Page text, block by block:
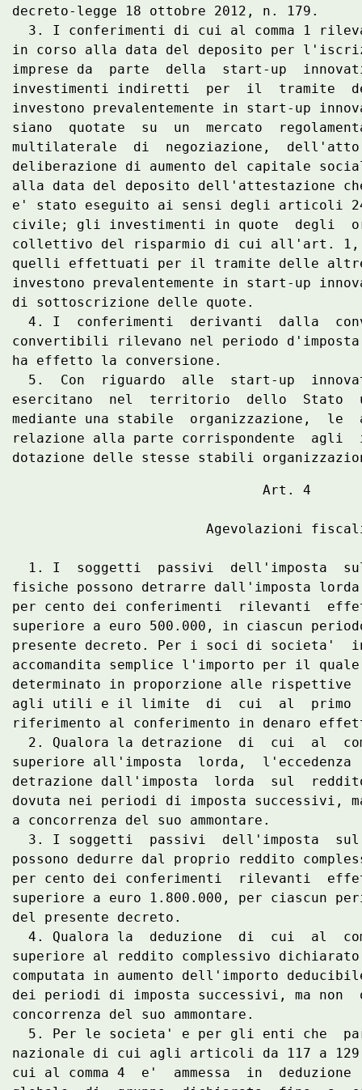
decreto-legge 18 ottobre 2012, n. 179.
3. I conferimenti di cui al comma 1
in corso alla data del deposito per
imprese da  parte  della  start-up
investimenti indiretti  per  il  tramite
investono prevalentemente in start-up
siano  quotate  su  un  mercato
multilaterale  di  negoziazione,
deliberazione di aumento del capitale
alla data del deposito dell'attestazione
e' stato eseguito ai sensi degli articoli
civile; gli investimenti in quote  degli
collettivo del risparmio di cui all'art. 1,
quelli effettuati per il tramite delle
investono prevalentemente in start-up
di sottoscrizione delle quote.
4. I  conferimenti  derivanti  dalla
convertibili rilevano nel periodo
ha effetto la conversione.
5.  Con  riguardo  alle  start-up
esercitano  nel  territorio  dello  Stato
mediante una stabile  organizzazione,  le
relazione alla parte corrispondente  agli
                               Art. 4
Agevolazioni
1. I  soggetti  passivi  dell'imposta
fisiche possono detrarre dall'imposta
per cento dei conferimenti  rilevanti
superiore a euro 500.000, in ciascun
presente decreto. Per i soci di societa'
accomandita semplice l'importo per il
determinato in proporzione alle rispettive
agli utili e il limite  di  cui  al  primo
riferimento al conferimento in denaro
2. Qualora la detrazione  di  cui  al
superiore all'imposta  lorda,
detrazione dall'imposta  lorda  sul
dovuta nei periodi di imposta
a concorrenza del suo ammontare.
3. I soggetti  passivi  dell'imposta
possono dedurre dal proprio reddito
per cento dei conferimenti  rilevanti
superiore a euro 1.800.000, per ciascun
del presente decreto.
4. Qualora la  deduzione  di  cui  al
superiore al reddito complessivo
computata in aumento dell'importo
dei periodi di imposta successivi, ma
concorrenza del suo ammontare.
5. Per le societa' e per gli enti che
nazionale di cui agli articoli da 117 a
cui al comma 4  e'  ammessa  in